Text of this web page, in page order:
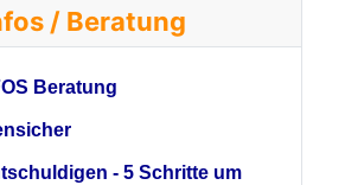
/ Beratung
Beratung
- 5 Schritte um